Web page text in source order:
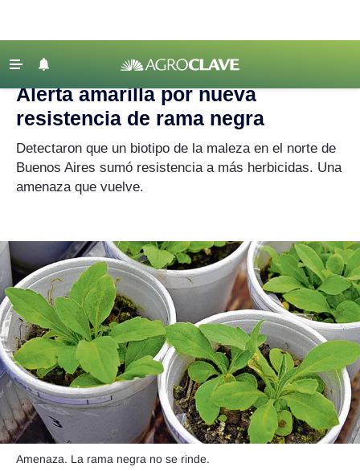
Agricultura
Lechería
Tecnología
Agenda
Regionales
Clima
Agronegocios
Mercados
Seguinos
‹ VOLVER
Agroclave
Alerta amarilla por nueva
resistencia de rama negra
Detectaron que un biotipo de la maleza en el norte de
Buenos Aires sumó resistencia a más herbicidas. Una
amenaza que vuelve.
Amenaza. La rama negra no se rinde.